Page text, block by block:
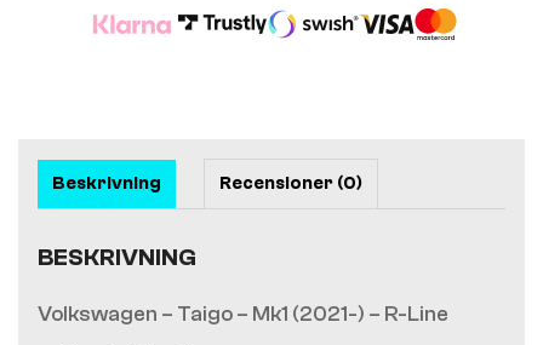
Beskrivning Recensioner (0)
BESKRIVNING
Volkswagen – Taigo – Mk1 (2021-) – R-Line